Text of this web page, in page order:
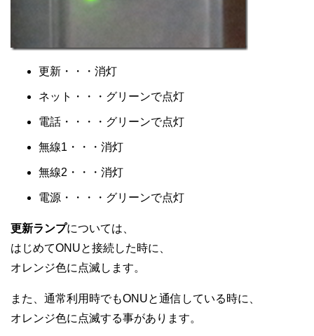
更新・・・消灯
ネット・・・グリーンで点灯
電話・・・・グリーンで点灯
無線1・・・消灯
無線2・・・消灯
電源・・・・グリーンで点灯
更新ランプについては、
はじめてONUと接続した時に、
オレンジ色に点滅します。
また、通常利用時でもONUと通信している時に、
オレンジ色に点滅する事があります。